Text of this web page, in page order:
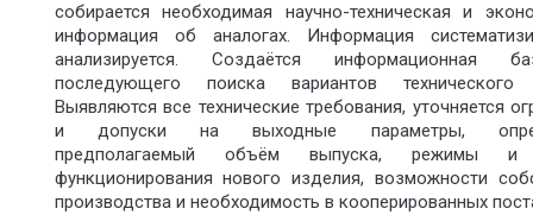
собирается необходимая научно-техническая и
информация об аналогах. Информация
анализируется. Создаётся информационная
последующего поиска вариантов технического
Выявляются все технические требования, уточняется
и допуски на выходные параметры,
предполагаемый объём выпуска, режимы и
функционирования нового изделия, возможности
производства и необходимость в кооперированных